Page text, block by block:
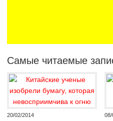
Самые читаемые
20/02/2014 08/